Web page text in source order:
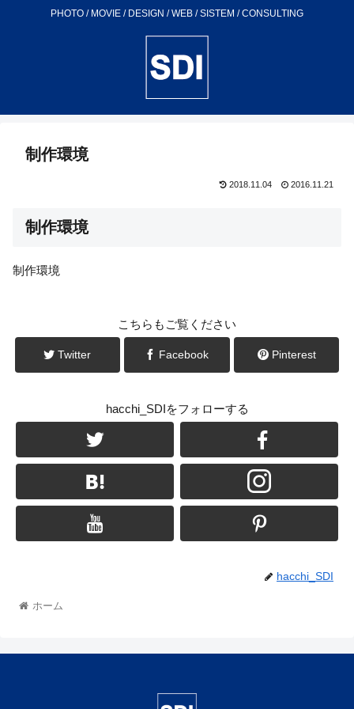
PHOTO / MOVIE / DESIGN / WEB / SISTEM / CONSULTING
制作環境
2018.11.04 2016.11.21
制作環境
制作環境
こちらもご覧ください
Twitter Facebook Pinterest
hacchi_SDIをフォローする
hacchi_SDI
ホーム